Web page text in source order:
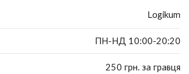
Logikum
ПН-НД 10:00-20:20
250 грн. за гравця